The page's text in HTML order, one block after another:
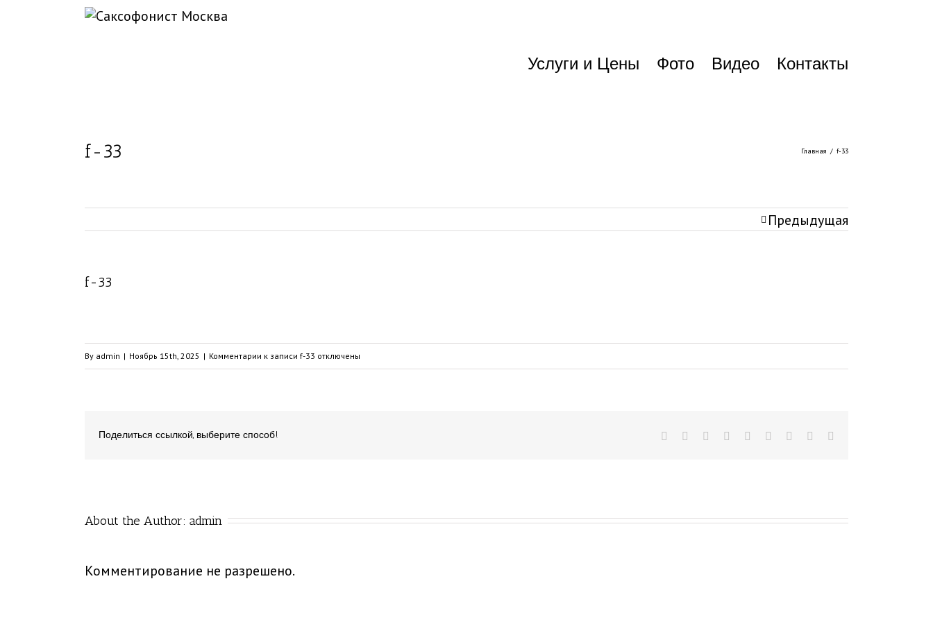
Услуги и Цены Фото Видео Контакты
f-33 Главная / f-33
Предыдущая
f-33
By admin | Ноябрь 15th, 2025 | Комментарии к записи f-33 отключены
Поделиться ссылкой, выберите способ!
About the Author: admin
Комментирование не разрешено.